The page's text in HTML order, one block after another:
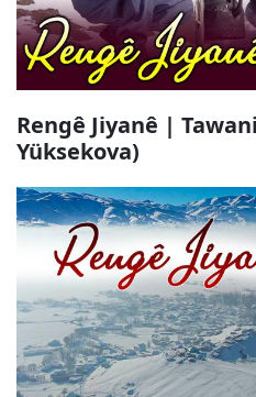
Rengê Jiyanê |
Yüksekova)